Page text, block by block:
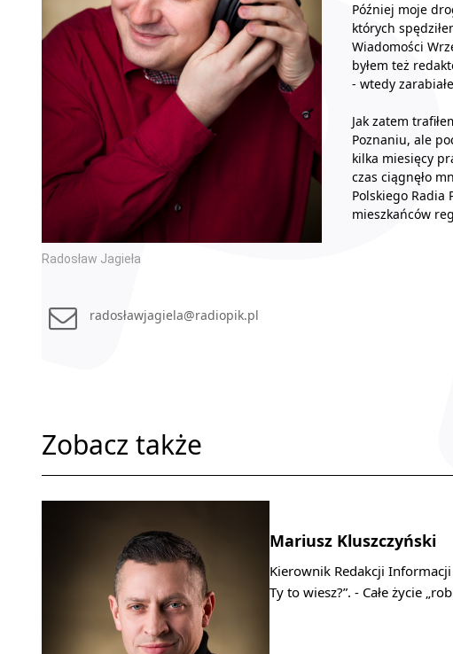
Radosław Jagieła
Później moje
których
Wiadomości
byłem też
- wtedy
Jak zatem
Poznaniu, ale
kilka miesięcy
czas ciągnęło
Polskiego Radia
mieszkańców
radosławjagiela@radiopik.pl
Zobacz także
Mariusz Kluszczyński
Kierownik Redakcji
Ty to wiesz?”. - Całe życie